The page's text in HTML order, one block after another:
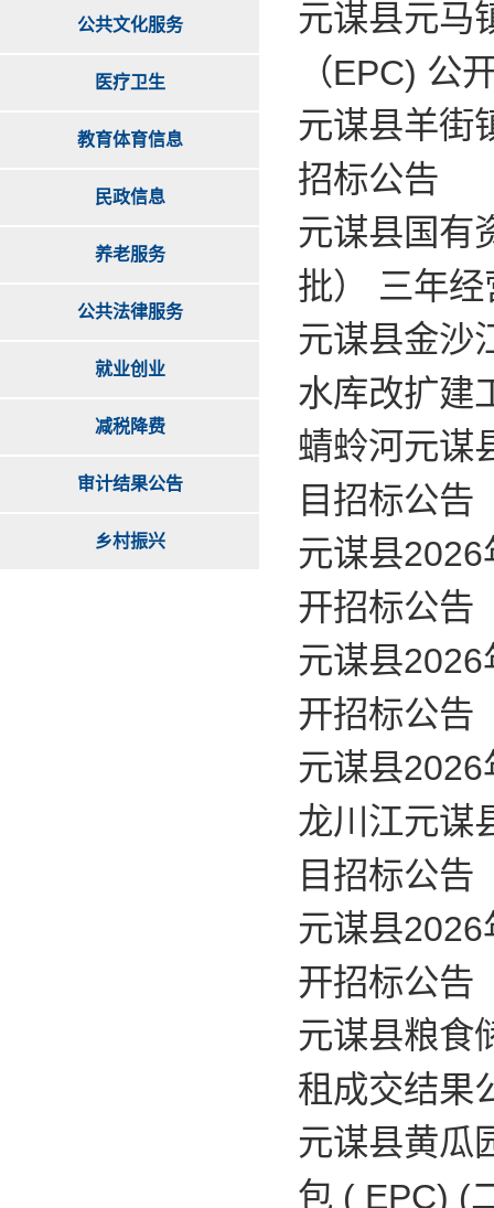
公共文化服务
医疗卫生
教育体育信息
民政信息
养老服务
公共法律服务
就业创业
减税降费
审计结果公告
乡村振兴
元谋县元马
（EPC) 公
元谋县羊街
招标公告
元谋县国有
批） 三年
元谋县金沙
水库改扩建
蜻蛉河元谋
目招标公告
元谋县
开招标公告
元谋县
开招标公告
元谋县
龙川江元谋
目招标公告
元谋县
开招标公告
元谋县粮食
租成交结果
元谋县黄瓜
包 ( EPC) (